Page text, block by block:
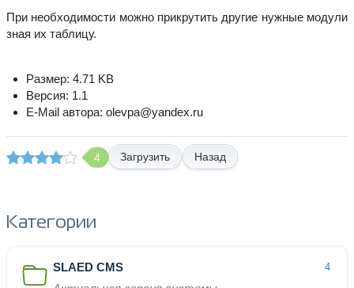
При необходимости можно прикрутить другие нужные модули
зная их таблицу.
Размер: 4.71 KB
Версия: 1.1
E-Mail автора: olevpa@yandex.ru
4 Назад
Категории
SLAED CMS 4